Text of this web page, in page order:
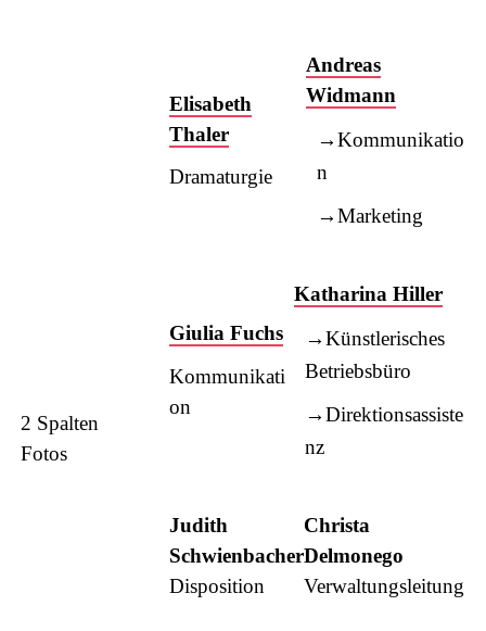
2 Spalten
Fotos
Elisabeth
Thaler
Dramaturgie
Andreas
Widmann
Kommunikatio
n
Marketing
Giulia Fuchs
Kommunikati
on
Katharina Hiller
Künstlerisches
Betriebsbüro
Direktionsassiste
nz
Judith
Schwienbacher
Disposition
Christa
Delmonego
Verwaltungsleitung